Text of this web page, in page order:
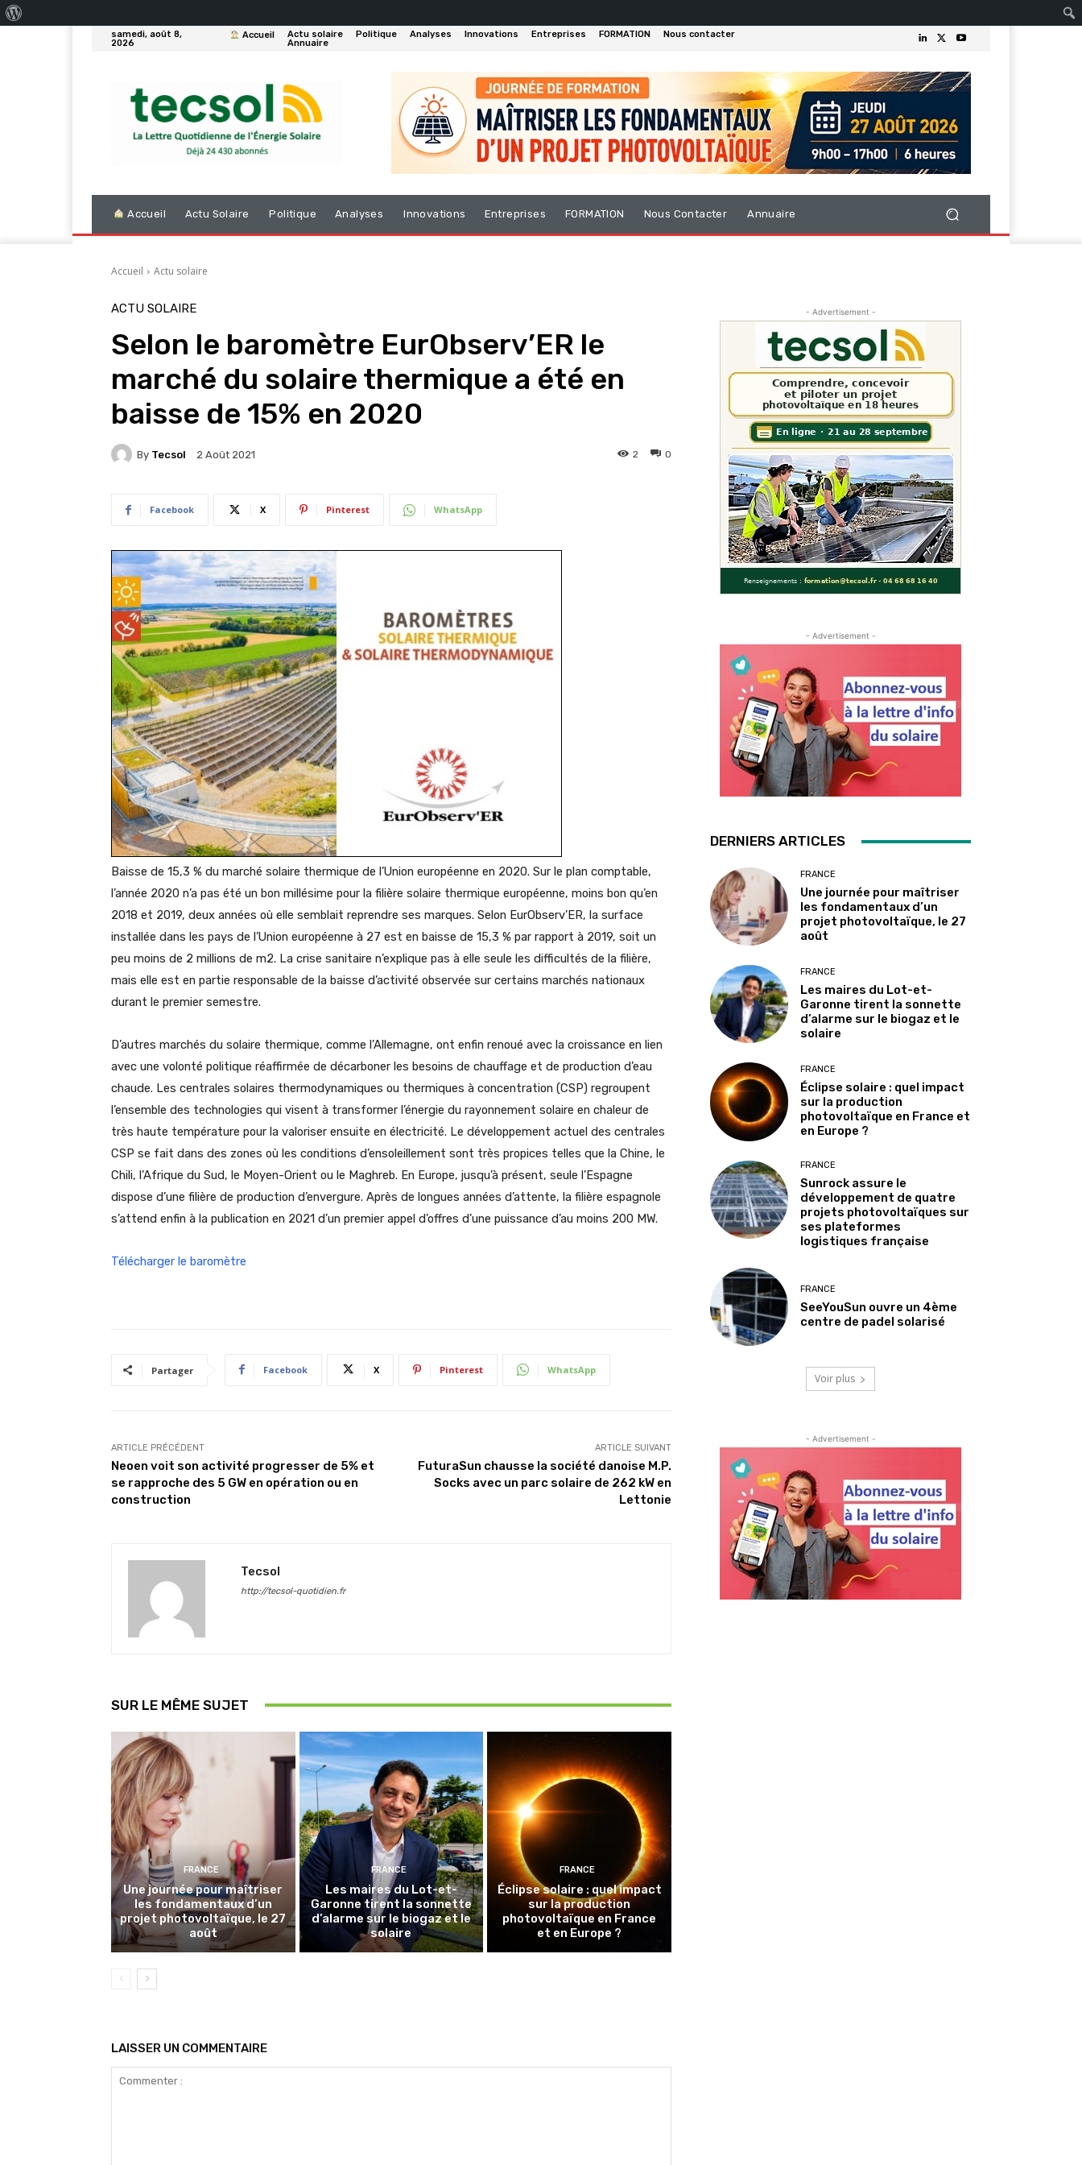
samedi, août 8,
2026
Accueil Actu solaire Politique Analyses Innovations Entreprises FORMATION
Nous contacter
Annuaire
Accueil Actu Solaire Politique Analyses Innovations Entreprises FORMATION Nous Contacter Annuaire
Accueil Actu solaire
ACTU SOLAIRE
Selon le baromètre EurObserv’ER le
marché du solaire thermique a été en
baisse de 15% en 2020
By Tecsol 2 Août 2021 0
2
Facebook X Pinterest WhatsApp
Baisse de 15,3 % du marché solaire thermique de l’Union européenne en 2020. Sur le plan comptable,
l’année 2020 n’a pas été un bon millésime pour la filière solaire thermique européenne, moins bon qu’en
2018 et 2019, deux années où elle semblait reprendre ses marques. Selon EurObserv’ER, la surface
installée dans les pays de l’Union européenne à 27 est en baisse de 15,3 % par rapport à 2019, soit un
peu moins de 2 millions de m2. La crise sanitaire n’explique pas à elle seule les difficultés de la filière,
mais elle est en partie responsable de la baisse d’activité observée sur certains marchés nationaux
durant le premier semestre.
D’autres marchés du solaire thermique, comme l’Allemagne, ont enfin renoué avec la croissance en lien
avec une volonté politique réaffirmée de décarboner les besoins de chauffage et de production d’eau
chaude. Les centrales solaires thermodynamiques ou thermiques à concentration (CSP) regroupent
l’ensemble des technologies qui visent à transformer l’énergie du rayonnement solaire en chaleur de
très haute température pour la valoriser ensuite en électricité. Le développement actuel des centrales
CSP se fait dans des zones où les conditions d’ensoleillement sont très propices telles que la Chine, le
Chili, l’Afrique du Sud, le Moyen-Orient ou le Maghreb. En Europe, jusqu’à présent, seule l’Espagne
dispose d’une filière de production d’envergure. Après de longues années d’attente, la filière espagnole
s’attend enfin à la publication en 2021 d’un premier appel d’offres d’une puissance d’au moins 200 MW.
Télécharger le baromètre
Partager Facebook X Pinterest WhatsApp
ARTICLE PRÉCÉDENT
Neoen voit son activité progresser de 5% et
se rapproche des 5 GW en opération ou en
construction
ARTICLE SUIVANT
FuturaSun chausse la société danoise M.P.
Socks avec un parc solaire de 262 kW en
Lettonie
Tecsol
http://tecsol-quotidien.fr
SUR LE MÊME SUJET
FRANCE
Une journée pour maîtriser
les fondamentaux d’un
projet photovoltaïque, le 27
août
FRANCE
Les maires du Lot-et-
Garonne tirent la sonnette
d’alarme sur le biogaz et le
solaire
FRANCE
Éclipse solaire : quel impact
sur la production
photovoltaïque en France
et en Europe ?
LAISSER UN COMMENTAIRE
- Advertisement -
- Advertisement -
DERNIERS ARTICLES
FRANCE
Une journée pour maîtriser
les fondamentaux d’un
projet photovoltaïque, le 27
août
FRANCE
Les maires du Lot-et-
Garonne tirent la sonnette
d’alarme sur le biogaz et le
solaire
FRANCE
Éclipse solaire : quel impact
sur la production
photovoltaïque en France et
en Europe ?
FRANCE
Sunrock assure le
développement de quatre
projets photovoltaïques sur
ses plateformes
logistiques française
FRANCE
SeeYouSun ouvre un 4ème
centre de padel solarisé
Voir plus
- Advertisement -